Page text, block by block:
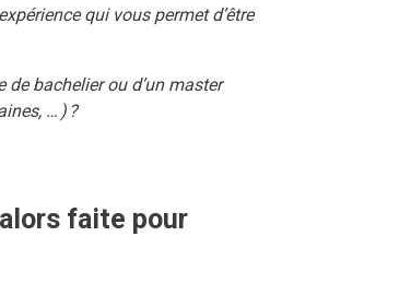
qui vous permet d’être
de bachelier ou d’un master
… ) ?
faite pour